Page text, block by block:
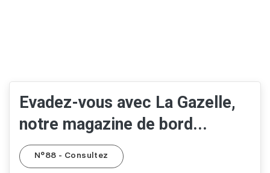
Evadez-vous avec La Gazelle,
notre magazine de bord...
N°88 - Consultez